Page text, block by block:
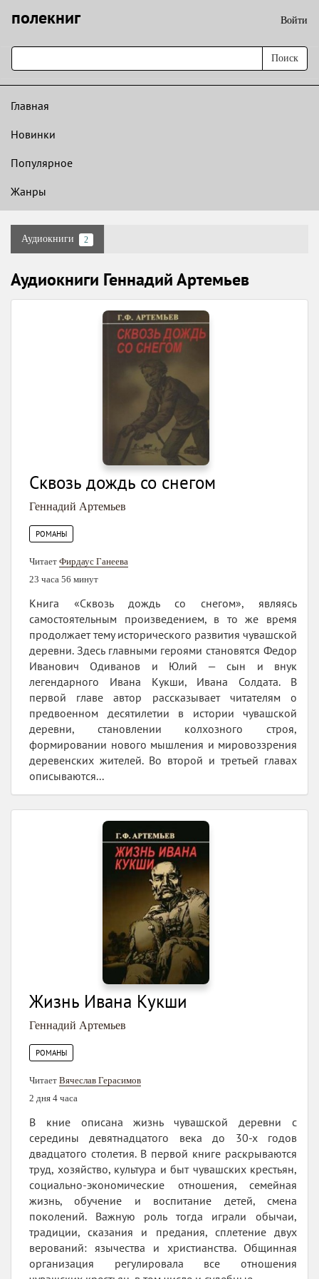
полекниг Войти
Поиск
Главная
Новинки
Популярное
Жанры
Аудиокниги 2
Аудиокниги Геннадий Артемьев
Сквозь дождь со снегом
Геннадий Артемьев
РОМАНЫ
Читает Фирдаус Ганеева
23 часа 56 минут
Книга «Сквозь дождь со снегом», являясь
самостоятельным произведением, в то же время
продолжает тему исторического развития чувашской
деревни. Здесь главными героями становятся Федор
Иванович Одиванов и Юлий — сын и внук
легендарного Ивана Кукши, Ивана Солдата. В
первой главе автор рассказывает читателям о
предвоенном десятилетии в истории чувашской
деревни, становлении колхозного строя,
формировании нового мышления и мировоззрения
деревенских жителей. Во второй и третьей главах
описываются...
Жизнь Ивана Кукши
Геннадий Артемьев
РОМАНЫ
Читает Вячеслав Герасимов
2 дня 4 часа
В кние описана жизнь чувашской деревни с
середины девятнадцатого века до 30-х годов
двадцатого столетия. В первой книге раскрываются
труд, хозяйство, культура и быт чувашских крестьян,
социально-экономические отношения, семейная
жизнь, обучение и воспитание детей, смена
поколений. Важную роль тогда играли обычаи,
традиции, сказания и предания, сплетение двух
верований: язычества и христианства. Общинная
организация регулировала все отношения